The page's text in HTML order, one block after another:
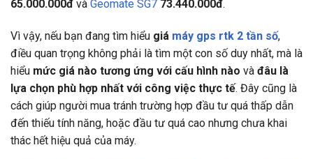
65.000.000đ và Geomate SG7 73.440.000đ.
Vì vậy, nếu bạn đang tìm hiểu giá máy gps rtk 2 tần số,
điều quan trọng không phải là tìm một con số duy nhất, mà là
hiểu mức giá nào tương ứng với cấu hình nào và đâu là
lựa chọn phù hợp nhất với công việc thực tế. Đây cũng là
cách giúp người mua tránh trường hợp đầu tư quá thấp dẫn
đến thiếu tính năng, hoặc đầu tư quá cao nhưng chưa khai
thác hết hiệu quả của máy.